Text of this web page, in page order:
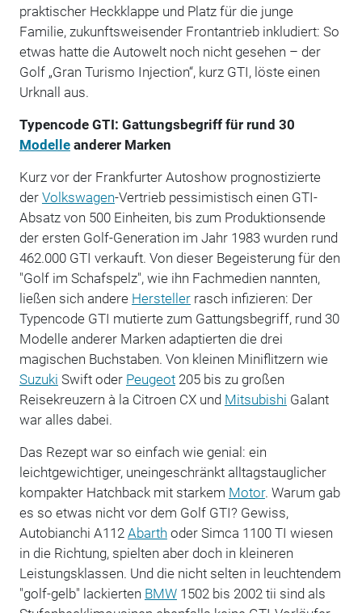
praktischer Heckklappe und Platz für die junge
Familie, zukunftsweisender Frontantrieb inkludiert: So
etwas hatte die Autowelt noch nicht gesehen – der
Golf „Gran Turismo Injection“, kurz GTI, löste einen
Urknall aus.
Typencode GTI: Gattungsbegriff für rund 30
Modelleanderer Marken
Kurz vor der Frankfurter Autoshow prognostizierte
der Volkswagen-Vertrieb pessimistisch einen GTI-
Absatz von 500 Einheiten, bis zum Produktionsende
der ersten Golf-Generation im Jahr 1983 wurden rund
462.000 GTI verkauft. Von dieser Begeisterung für den
"Golf im Schafspelz", wie ihn Fachmedien nannten,
ließen sich andere Herstellerrasch infizieren: Der
Typencode GTI mutierte zum Gattungsbegriff, rund 30
Modelle anderer Marken adaptierten die drei
magischen Buchstaben. Von kleinen Miniflitzern wie
Suzuki Swift oder Peugeot205 bis zu großen
Reisekreuzern à la Citroen CX und Mitsubishi Galant
war alles dabei.
Das Rezept war so einfach wie genial: ein
leichtgewichtiger, uneingeschränkt alltagstauglicher
kompakter Hatchback mit starkem Motor. Warum gab
es so etwas nicht vor dem Golf GTI? Gewiss,
Autobianchi A112 Abarth oder Simca 1100 TI wiesen
in die Richtung, spielten aber doch in kleineren
Leistungsklassen. Und die nicht selten in leuchtendem
"golf-gelb" lackierten BMW1502 bis 2002 tii sind als